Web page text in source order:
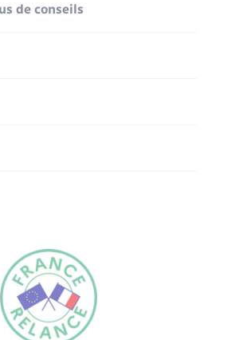
FR
de conseils